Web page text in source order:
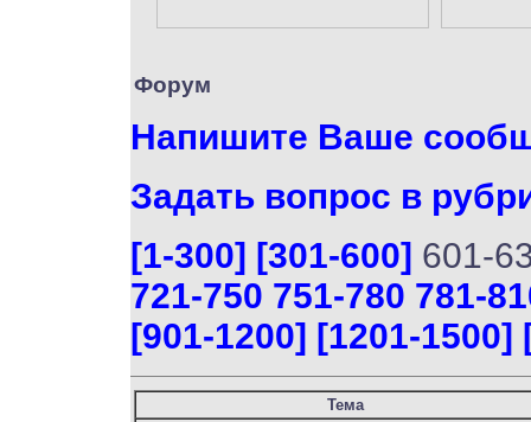
Форум
Напишите Ваше
Задать вопрос в
[1-300] [301-600] 601-
721-750 751-780 781-
[901-1200] [1201-1500]
Тема